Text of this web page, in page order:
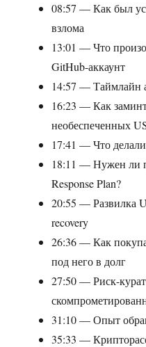
08:57 — Как был
взлома
13:01 — Что
GitHub-аккаунт
14:57 — Таймлайн
16:23 — Как
необеспеченных
17:41 — Что
18:11 — Нужен ли
Response Plan?
20:55 — Развилка
recovery
26:36 — Как
под него в долг
27:50 — Риск-
31:10 — Опыт
35:33 —